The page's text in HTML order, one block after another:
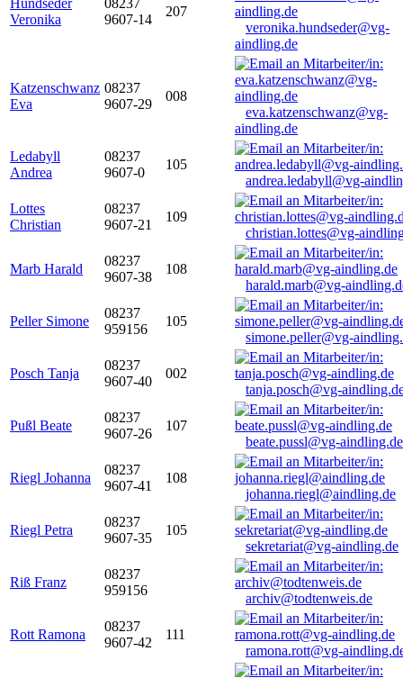
Hundseder
Veronika
08237
9607-14
207
veronika.hundseder@vg-
aindling.de
Katzenschwanz
Eva
08237
9607-29
008
eva.katzenschwanz@vg-
aindling.de
Ledabyll
Andrea
08237
9607-0
105
andrea.ledabyll@vg-
Lottes
Christian
08237
9607-21
109
christian.lottes@vg-
Marb Harald
08237
9607-38
108
harald.marb@vg-
Peller Simone
08237
959156
105
simone.peller@vg-
Posch Tanja
08237
9607-40
002
tanja.posch@vg-
Pußl Beate
08237
9607-26
107
beate.pussl@vg-aindling.de
Riegl Johanna
08237
9607-41
108
johanna.riegl@aindling.de
Riegl Petra
08237
9607-35
105
sekretariat@vg-aindling.de
Riß Franz
08237
959156
archiv@todtenweis.de
Rott Ramona
08237
9607-42
111
ramona.rott@vg-